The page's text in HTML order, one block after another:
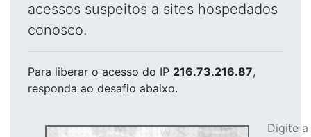
acessos suspeitos a sites hospedados
conosco.
Para liberar o acesso do IP 216.73.216.87,
responda ao desafio abaixo.
Digite